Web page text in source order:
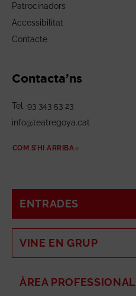
Patrocinadors
Accessibilitat
Contacte
Contacta’ns
Tel. 93 343 53 23
info@teatregoya.cat
COM S’HI ARRIBA
ENTRADES
VINE EN GRUP
ÀREA PROFESSIONAL